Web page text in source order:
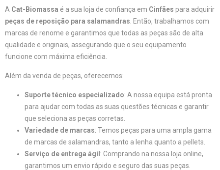
A Cat-Biomassa é a sua loja de confiança em Cinfães para adquirir
peças de reposição para salamandras . Então, trabalhamos com
marcas de renome e garantimos que todas as peças são de alta
qualidade e originais, assegurando que o seu equipamento
funcione com máxima eficiência.
Além da venda de peças, oferecemos:
Suporte técnico especializado: A nossa equipa está pronta
para ajudar com todas as suas questões técnicas e garantir
que seleciona as peças corretas.
Variedade de marcas: Temos peças para uma ampla gama
de marcas de salamandras, tanto a lenha quanto a pellets.
Serviço de entrega ágil : Comprando na nossa loja online,
garantimos um envio rápido e seguro das suas peças.